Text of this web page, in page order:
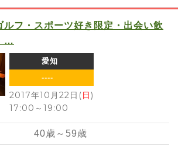
ルフ・スポーツ好き限定・出会い飲
…
愛知
----
2017年10月22日(日)
17:00 ～ 19:00
40歳～ 59歳